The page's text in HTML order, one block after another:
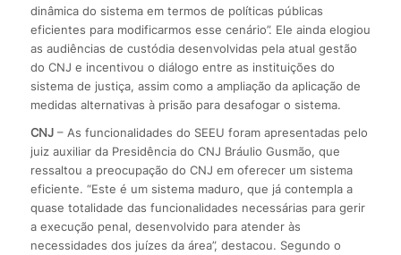
dinâmica do sistema em termos de políticas públicas
eficientes para modificarmos esse cenário”. Ele ainda elogiou
as audiências de custódia desenvolvidas pela atual gestão
do CNJ e incentivou o diálogo entre as instituições do
sistema de justiça, assim como a ampliação da aplicação de
medidas alternativas à prisão para desafogar o sistema.
CNJ– As funcionalidades do SEEU foram apresentadas pelo
juiz auxiliar da Presidência do CNJ Bráulio Gusmão, que
ressaltou a preocupação do CNJ em oferecer um sistema
eficiente. “Este é um sistema maduro, que já contempla a
quase totalidade das funcionalidades necessárias para gerir
a execução penal, desenvolvido para atender às
necessidades dos juízes da área”, destacou. Segundo o